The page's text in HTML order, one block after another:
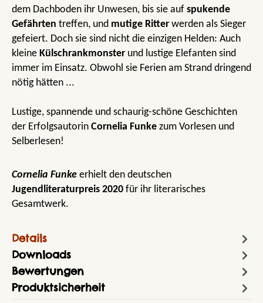
dem Dachboden ihr Unwesen, bis sie auf spukende
Gefährten treffen, und mutige Ritter werden als Sieger
gefeiert. Doch sie sind nicht die einzigen Helden: Auch
kleine Külschrankmonster und lustige Elefanten sind
immer im Einsatz. Obwohl sie Ferien am Strand dringend
nötig hätten ...
Lustige, spannende und schaurig-schöne Geschichten
der Erfolgsautorin Cornelia Funke zum Vorlesen und
Selberlesen!
Cornelia Funke erhielt den deutschen
Jugendliteraturpreis 2020 für ihr literarisches
Gesamtwerk.
Details
Downloads
Bewertungen
Produktsicherheit